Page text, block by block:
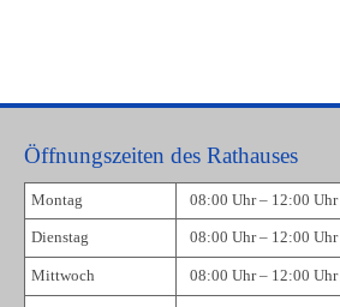
Öffnungszeiten des Rathauses
Montag 08:00 Uhr – 12:00 Uhr
Dienstag 08:00 Uhr – 12:00 Uhr
Mittwoch 08:00 Uhr – 12:00 Uhr